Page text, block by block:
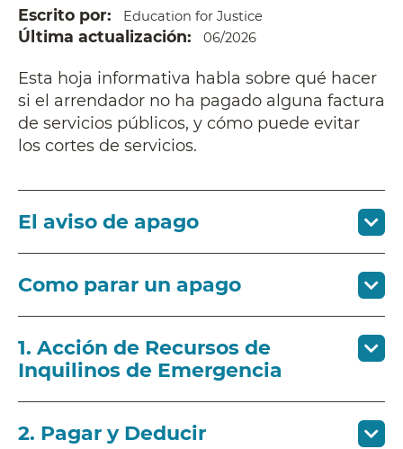
Escrito por Education for Justice
Última actualización 06/2026
Esta hoja informativa habla sobre qué hacer
si el arrendador no ha pagado alguna factura
de servicios públicos, y cómo puede evitar
los cortes de servicios.
El aviso de apago
Como parar un apago
1. Acción de Recursos de
Inquilinos de Emergencia
2. Pagar y Deducir